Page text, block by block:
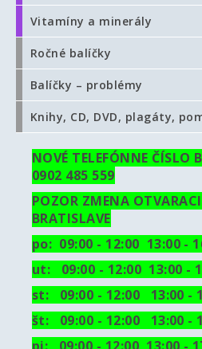
Vitamíny a minerály
Ročné balíčky
Balíčky – problémy
Knihy, CD, DVD, plagáty,
NOVÉ TELEFÓNNE
0902 485 559
POZOR ZMENA
BRATISLAVE
po: 09:00 - 12:00 13:00 -
ut: 09:00 - 12:00 13:00 -
st: 09:00 - 12:00 13:00 -
št: 09:00 - 12:00 13:00 -